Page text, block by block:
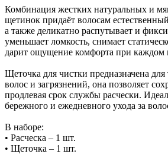
Комбинация жестких натуральных и
щетинок придаёт волосам
а также деликатно распутывает и
уменьшает ломкость, снимает
дарит ощущение комфорта при каждом
Щеточка для чистки предназначена для
волос и загрязнений, она позволяет
продлевая срок службы расчески.
бережного и ежедневного ухода за
В наборе:
• Расческа – 1 шт.
• Щеточка – 1 шт.